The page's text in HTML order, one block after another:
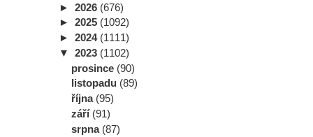
► 2026 (676)
► 2025 (1092)
► 2024 (1111)
▼ 2023 (1102)
prosince (90)
listopadu (89)
října (95)
září (91)
srpna (87)